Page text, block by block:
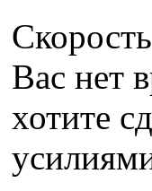
Вас нет
хотите